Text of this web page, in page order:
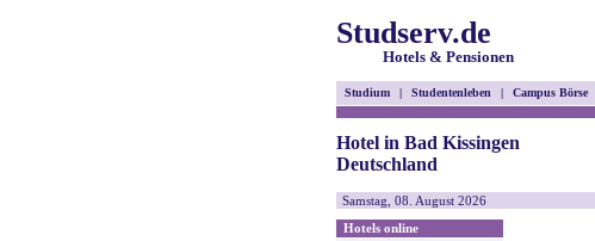
Studserv.de
Hotels & Pensionen
Studium | Studentenleben | Campus Börse
Hotel in Bad Kissingen
Deutschland
Samstag, 08. August 2026
Hotels online